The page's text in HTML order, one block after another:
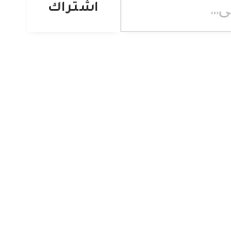
اشتراك